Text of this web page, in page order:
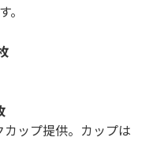
枚
ップ提供。カップは